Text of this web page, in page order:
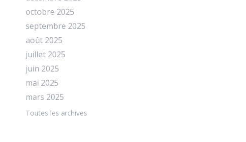
octobre 2025
septembre 2025
août 2025
juillet 2025
juin 2025
mai 2025
mars 2025
Toutes les archives